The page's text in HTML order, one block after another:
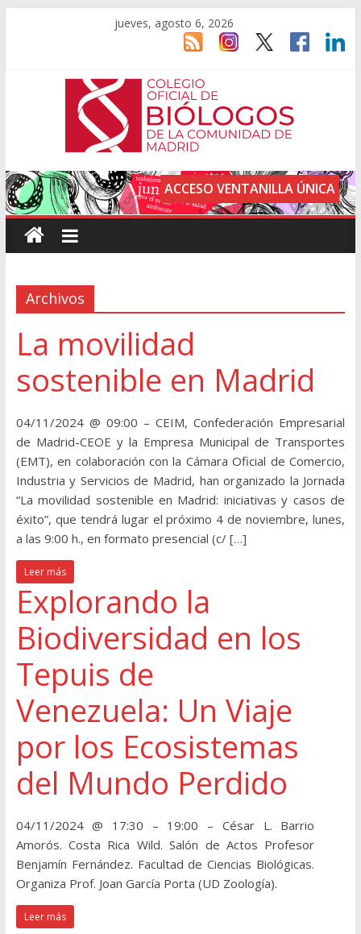
jueves, agosto 6, 2026
ACCESO VENTANILLA ÚNICA
Archivos
La movilidad
sostenible en Madrid
04/11/2024 @ 09:00 – CEIM, Confederación Empresarial
de Madrid-CEOE y la Empresa Municipal de Transportes
(EMT), en colaboración con la Cámara Oficial de Comercio,
Industria y Servicios de Madrid, han organizado la Jornada
“La movilidad sostenible en Madrid: iniciativas y casos de
éxito”, que tendrá lugar el próximo 4 de noviembre, lunes,
a las 9:00 h., en formato presencial (c/ […]
Leer más
Explorando la
Biodiversidad en los
Tepuis de
Venezuela: Un Viaje
por los Ecosistemas
del Mundo Perdido
04/11/2024 @ 17:30 – 19:00 – César L. Barrio
Amorós. Costa Rica Wild. Salón de Actos Profesor
Benjamín Fernández. Facultad de Ciencias Biológicas.
Organiza Prof. Joan García Porta (UD Zoología).
Leer más